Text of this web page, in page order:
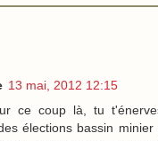
13 mai, 2012 12:15
ce coup là, tu
élections bassin